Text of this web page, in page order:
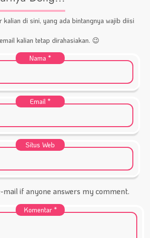
kalian di sini, yang ada bintangnya wajib diisi
kalian tetap dirahasiakan. 😉
Nama *
Email *
Situs Web
mail if anyone answers my comment.
Komentar *